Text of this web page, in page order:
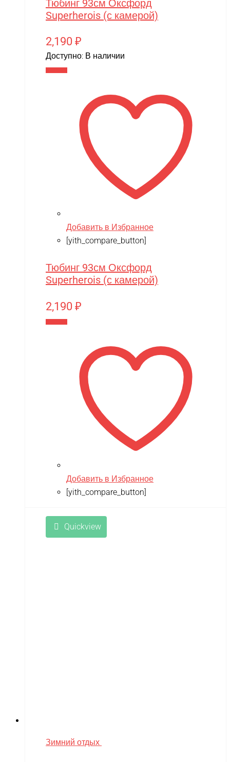
Тюбинг 93см Оксфорд
Superherois (с камерой)
2,190 ₽
Доступно: В наличии
Добавить в Избранное
[yith_compare_button]
Тюбинг 93см Оксфорд
Superherois (с камерой)
2,190 ₽
Добавить в Избранное
[yith_compare_button]
Quickview
Зимний отдых